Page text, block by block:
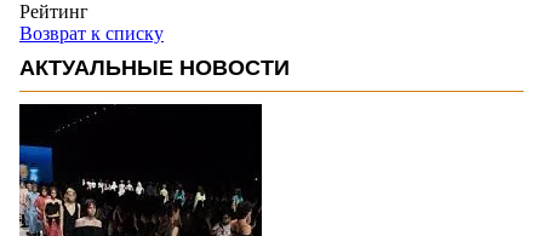
Рейтинг
Возврат к списку
АКТУАЛЬНЫЕ НОВОСТИ